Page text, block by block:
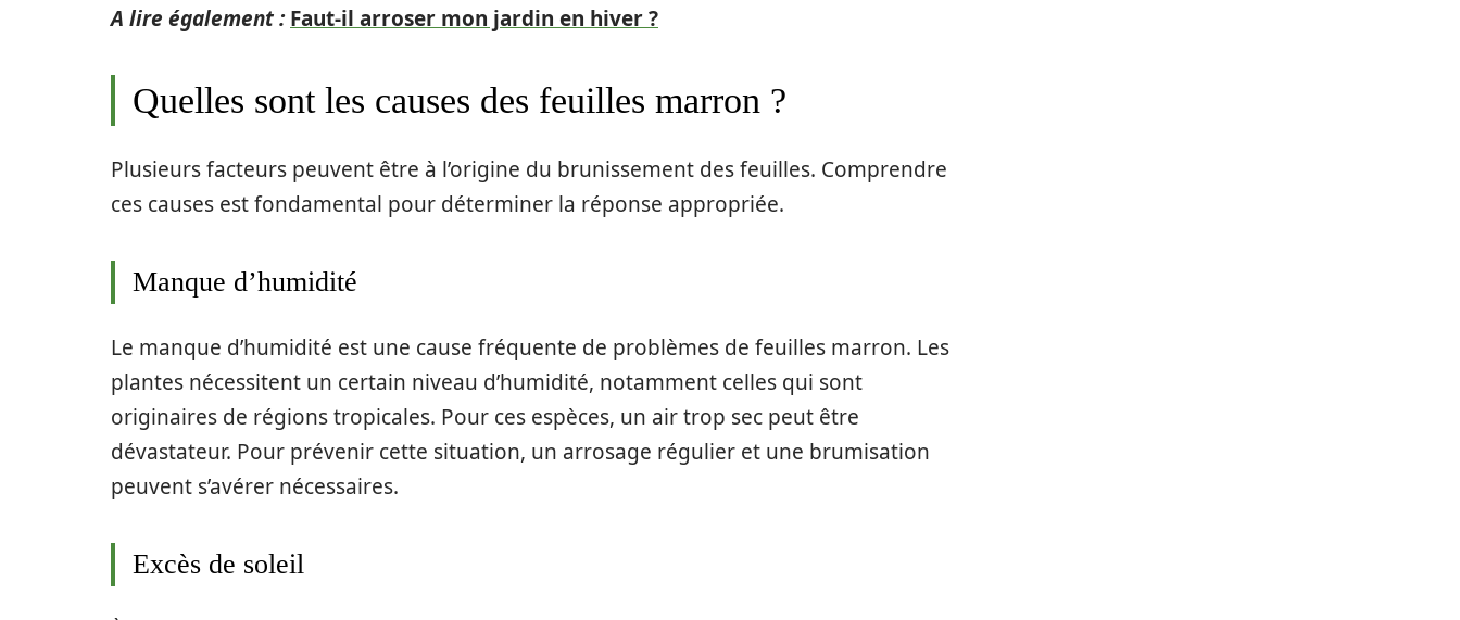
A lire également : Faut-il arroser mon jardin en hiver ?
Quelles sont les causes des feuilles marron ?
Plusieurs facteurs peuvent être à l’origine du brunissement des feuilles. Comprendre
ces causes est fondamental pour déterminer la réponse appropriée.
Manque d’humidité
Le manque d’humidité est une cause fréquente de problèmes de feuilles marron. Les
plantes nécessitent un certain niveau d’humidité, notamment celles qui sont
originaires de régions tropicales. Pour ces espèces, un air trop sec peut être
dévastateur. Pour prévenir cette situation, un arrosage régulier et une brumisation
peuvent s’avérer nécessaires.
Excès de soleil